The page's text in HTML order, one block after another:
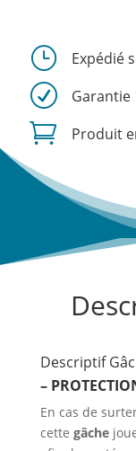
} Expédié
R Garantie
 Produit
Descriptif
–
En cas de
cette gâche